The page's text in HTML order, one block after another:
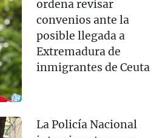
ordena revisar
convenios ante la
posible llegada a
Extremadura de
inmigrantes de Ceuta
La Policía Nacional